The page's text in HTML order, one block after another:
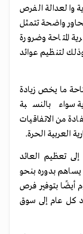
والعدالة الفرص
واضحة تتمثل
المتاحة وضرورة
لتنظيم عوائد
ما يخص زيادة
سواء بالنسبة
من الاتفاقيات
العربية الحرة.
تعظيم العائد
يساهم بدوره بنحو
أيضًا بتوفير فرص
الجدد كل عام إلى سوق